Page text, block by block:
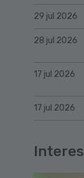
29 jul 2026
28 jul 2026
17 jul 2026
17 jul 2026